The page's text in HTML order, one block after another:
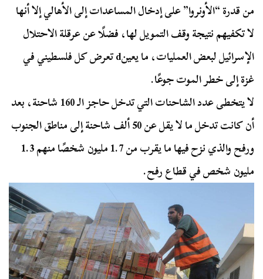
من قدرة “الأونروا” على إدخال المساعدات إلى الأهالي إلا أنها
لا تكفيهم نتيجة وقف التمويل لها، فضلًا عن عرقلة الاحتلال
الإسرائيل لبعض العمليات، ما يعينd تعرض كل فلسطيني في
غزة إلى خطر الموت جوعًا.
لا يتخطى عدد الشاحنات التي تدخل حاجز الـ 160 شاحنة، بعد
أن كانت تدخل ما لا يقل عن 50 ألف شاحنة إلى مناطق الجنوب
ورفح والذي نزح فيها ما يقرب من 1.7 مليون شخصًا منهم 1.3
مليون شخص في قطاع رفح.